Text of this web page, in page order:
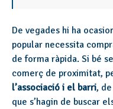
De vegades hi ha
popular necessita
de forma ràpida. Si bé
comerç de proximitat,
l’associació i el barri,
que s’hagin de buscar